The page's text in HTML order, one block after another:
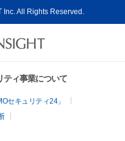
All Rights Reserved.
ティ事業について
セキュリティ24」